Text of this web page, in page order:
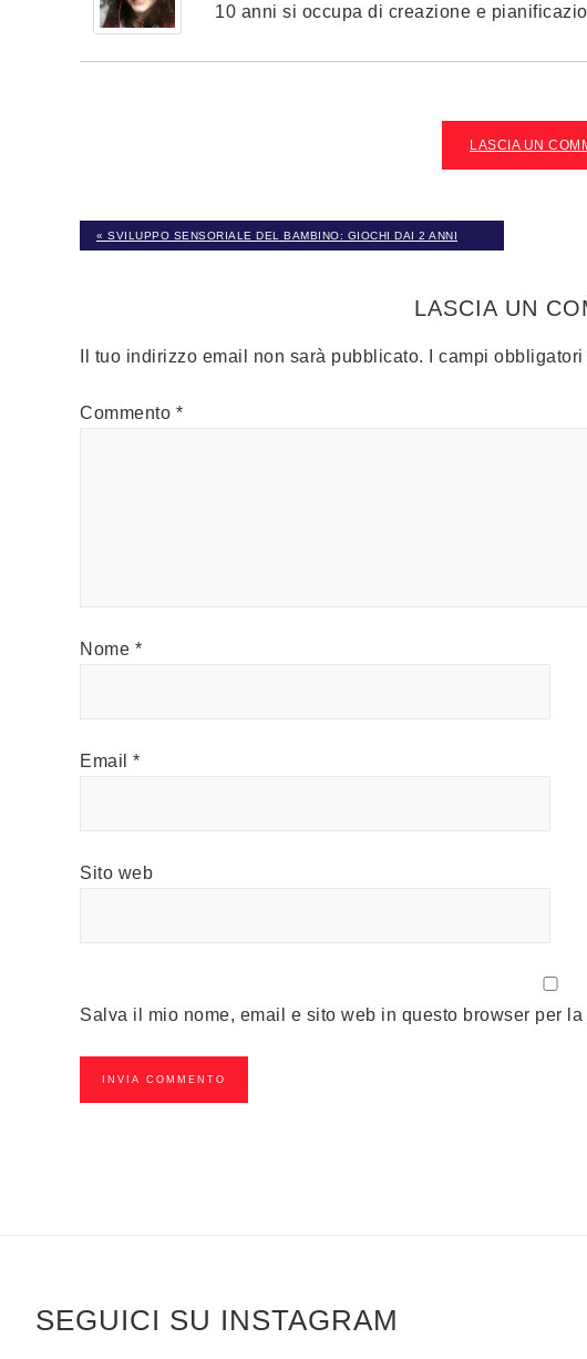
10 anni si occupa di creazione e
LASCIA UN
« SVILUPPO SENSORIALE DEL BAMBINO: GIOCHI DAI 2 ANNI
LASCIA UN
Il tuo indirizzo email non sarà pubblicato. I campi
Commento *
Nome *
Email *
Sito web
Salva il mio nome, email e sito web in questo browser per
SEGUICI SU INSTAGRAM